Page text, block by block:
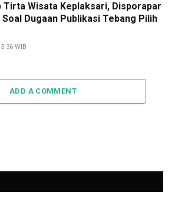
Tirta Wisata Keplaksari, Disporapar
Dugaan Publikasi Tebang Pilih
WIB
ADD A COMMENT